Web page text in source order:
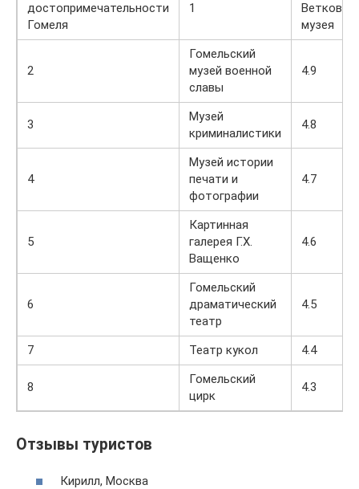
достопримечательности
Гомеля
1
музея
2
Гомельский
музей военной
славы
4.9
3
Музей
криминалистики
4.8
4
Музей истории
печати и
фотографии
4.7
5
Картинная
галерея Г.X.
Ващенко
4.6
6
Гомельский
драматический
театр
4.5
7 Театр кукол 4.4
8
Гомельский
цирк
4.3
Отзывы туристов
Кирилл, Москва